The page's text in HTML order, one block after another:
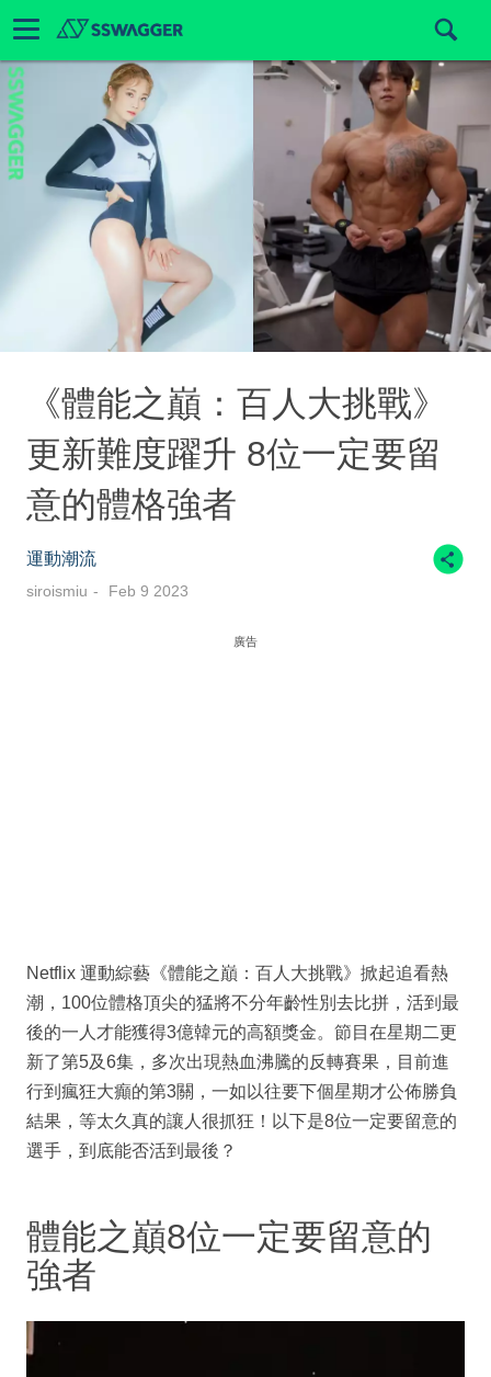
《體能之巔：百人大挑戰》
更新難度躍升 8位一定要留
意的體格強者
運動潮流
siroismiu Feb 9 2023
廣告
Netflix 運動綜藝《體能之巔：百人大挑戰》掀起追看熱
潮，100位體格頂尖的猛將不分年齡性別去比拼，活到最
後的一人才能獲得3億韓元的高額獎金。節目在星期二更
新了第5及6集，多次出現熱血沸騰的反轉賽果，目前進
行到瘋狂大癲的第3關，一如以往要下個星期才公佈勝負
結果，等太久真的讓人很抓狂！以下是8位一定要留意的
選手，到底能否活到最後？
體能之巔8位一定要留意的
強者